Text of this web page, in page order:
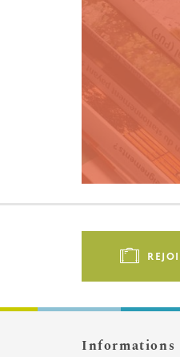
Pied
Liens
d'actions
Informations